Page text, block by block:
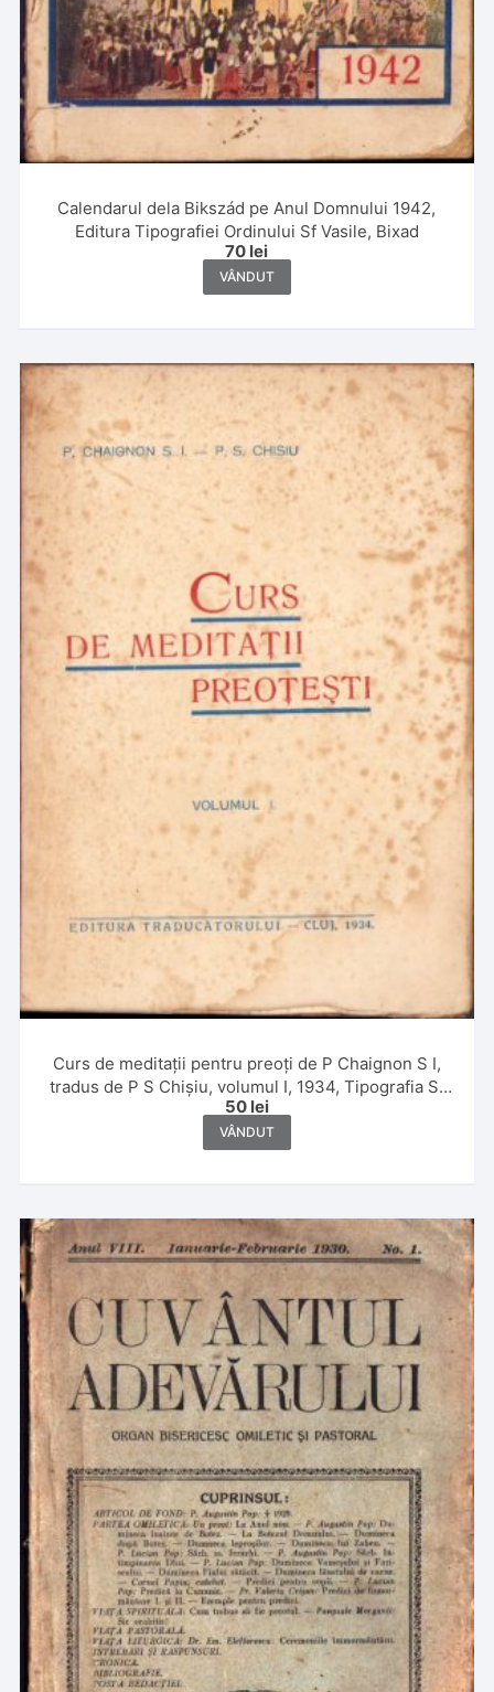
Calendarul dela Bikszád pe Anul Domnului 1942,
Editura Tipografiei Ordinului Sf Vasile, Bixad
70 lei
VÂNDUT
Curs de meditații pentru preoți de P Chaignon S I,
tradus de P S Chișiu, volumul I, 1934, Tipografia Sf
Vasile, Bixad, județul Satu Mare
50 lei
VÂNDUT